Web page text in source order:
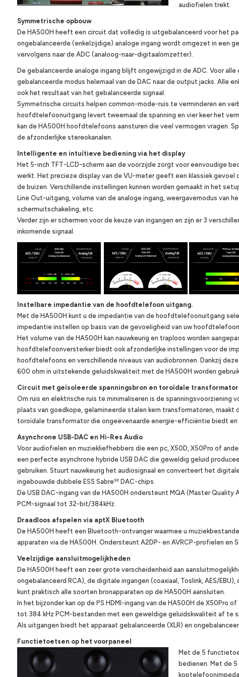
audiofielen trekt.
Symmetrische opbouw
De HA500H heeft een circuit dat volledig is uitgebalanceerd voor het
ongebalanceerde (enkelzijdige) analoge ingang wordt omgezet in een
vervolgens naar de ADC (analoog-naar-digitaalomzetter).
De gebalanceerde analoge ingang blijft ongewijzigd in de ADC. Voor
gebalanceerde modus helemaal van de DAC naar de output jacks. Alle
ook het resultaat van het gebalanceerde signaal.
Symmetrische circuits helpen common-mode-ruis te verminderen en
hoofdtelefoonuitgang levert tweemaal de spanning en vier keer het
kan de HA500H hoofdtelefoons aansturen die veel vermogen vragen.
de afzonderlijke stereokanalen.
Intelligente en intuïtieve bediening via het display
Het 5-inch TFT-LCD-scherm aan de voorzijde zorgt voor eenvoudige
werkt. Het precieze display van de VU-meter geeft een klassiek
de buizen. Verschillende instellingen kunnen worden gemaakt in het
Line Out-uitgang, volume van de analoge ingang, weergavemodus van
schermuitschakeling, etc.
Verder zijn er schermen voor de keuze van ingangen en zijn er 3
inkomende signaal.
Instelbare impedantie van de hoofdtelefoon uitgang.
Met de HA500H kunt u de impedantie van de hoofdtelefoonuitgang
impedantie instellen op basis van de gevoeligheid van uw
Het volume van de HA500H kan nauwkeurig en traploos worden
hoofdtelefoonversterker biedt ook afzonderlijke instellingen voor de
hoofdtelefoons en verschillende niveaus van audiobronnen. Dankzij
600 ohm in uitstekende geluidskwaliteit met de HA500H worden
Circuit met geïsoleerde spanningsbron en toroïdale transformator
Om ruis en elektrische ruis te minimaliseren is de spanningsvoorziening
plaats van goedkope, gelamineerde stalen kern transformatoren, maakt
toroïdale transformator die ongeëvenaarde energie-efficiëntie biedt en
Asynchrone USB-DAC en Hi-Res Audio
Voor audiofielen en muziekliefhebbers die een pc, X50D, X50Pro of
een perfecte asynchrone hybride USB DAC die geweldig geluid
gebruiken. Stuurt nauwkeurig het audiosignaal en converteert het
ingebouwde dubbele ESS Sabre³² DAC-chips.
De USB DAC-ingang van de HA500H ondersteunt MQA (Master
PCM-signaal tot 32-bit/384kHz.
Draadloos afspelen via aptX Bluetooth
De HA500H heeft een Bluetooth-ontvanger waarmee u
apparaten via de HA500H. Ondersteunt A2DP- en AVRCP-profielen en
Veelzijdige aansluitmogelijkheden
De HA500H heeft een zeer grote verscheidenheid aan
ongebalanceerd RCA), de digitale ingangen (coaxiaal, Toslink, AES/EBU),
kunt praktisch alle soorten bronapparaten op de HA500H aansluiten.
In het bijzonder kan op de I²S HDMI-ingang van de HA500H de X50Pro
tot 384 kHz PCM-bestanden met een geweldige geluidskwaliteit af te
Als uitgangen biedt het apparaat gebalanceerde (XLR) en
Functietoetsen op het voorpaneel
Met de 5
bedienen. Met de